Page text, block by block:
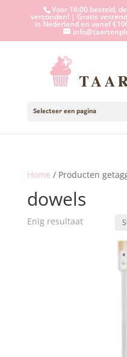
Voor 16:00 besteld,
verzonden! | Gratis
in Nederland en vanaf
Selecteer een pagina
Home / Producten
dowels
Enig resultaat